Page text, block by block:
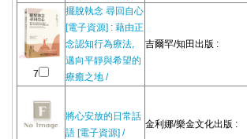
7
擺脫執念 尋回自心
[電子資源] : 藉由正
念認知行為療法,
邁向平靜與希望的
療癒之地 /
吉爾罕/知田出版 :
將心安放的日常話
語 [電子資源] /
金利娜/樂金文化出版 :